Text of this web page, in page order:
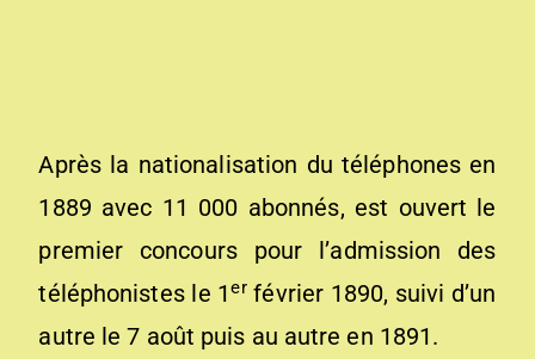
Après la nationalisation du téléphones en
1889 avec 11 000 abonnés, est ouvert le
premier concours pour l’admission des
téléphonistes le 1erfévrier 1890, suivi d’un
autre le 7 août puis au autre en 1891.